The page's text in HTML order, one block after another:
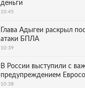
деньги
10:45
Глава Адыгеи раскрыл
атаки БПЛА
10:39
В России выступили с
предупреждением
10:38